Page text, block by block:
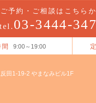
ご予約・ご相談はこちらか
tel. 03-3444-
9:00～19:00
田1-19-2 やまなみビル1F